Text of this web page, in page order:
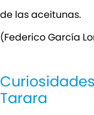
de las aceitunas.
(Federico García
Tarara